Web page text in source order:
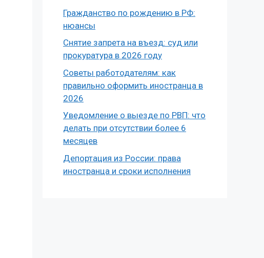
Гражданство по рождению в РФ:
нюансы
Снятие запрета на въезд: суд или
прокуратура в 2026 году
Советы работодателям: как
правильно оформить иностранца в
2026
Уведомление о выезде по РВП: что
делать при отсутствии более 6
месяцев
Депортация из России: права
иностранца и сроки исполнения